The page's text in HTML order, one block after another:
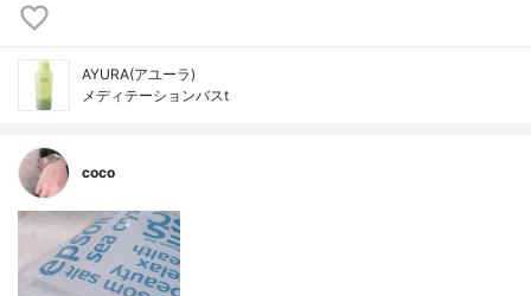
AYURA(アユーラ)
メディテーションバスt
coco